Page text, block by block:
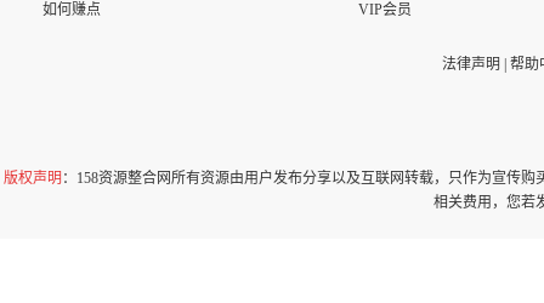
如何赚点 VIP会员
法律声明 帮助
版权声明 ：158资源整合网所有资源由用户发布分享以及互联网转载，只作为宣传
相关费用，您若